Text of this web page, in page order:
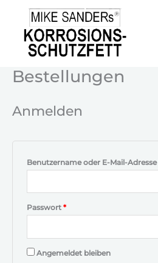
springen
Bestellungen
Anmelden
Benutzername oder E-Mail-Adresse
Passwort *
Erforderlich
Angemeldet bleiben
Erforderlich